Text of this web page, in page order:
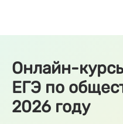
Онлайн-
ЕГЭ по
2026 году